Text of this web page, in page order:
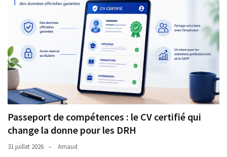
Passeport de compétences : le CV certifié qui
change la donne pour les DRH
31 juillet 2026 Arnaud